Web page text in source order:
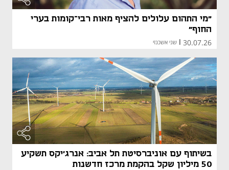
"מי התהום עלולים להציף מאות רבי־קומות בערי
החוף"
30.07.26 שני אשכנזי
בשיתוף עם אוניברסיטת תל אביב: אנרג'יקס תשקיע
50 מיליון שקל בהקמת מרכז חדשנות